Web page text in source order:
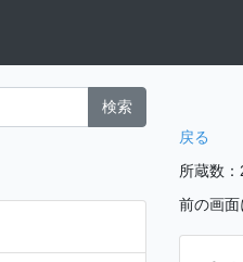
検索
戻る
所蔵数：
前の画面